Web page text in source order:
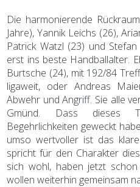
Die harmonierende
Jahre), Yannik Leichs (26),
Patrick Watzl (23) und
erst ins beste Handballalter.
Burtsche (24), mit 192/84
ligaweit, oder Andreas
Abwehr und Angriff. Sie alle
Gmünd. Dass dieses
Begehrlichkeiten geweckt
umso wertvoller ist das
spricht für den Charakter
sich wohl, haben jetzt
wollen weiterhin gemeinsam